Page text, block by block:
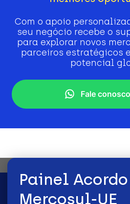
Com o apoio
seu negócio recebe o
para explorar novos
parceiros estratégicos
potencial
Fale
Painel Acordo
Mercosul-UE